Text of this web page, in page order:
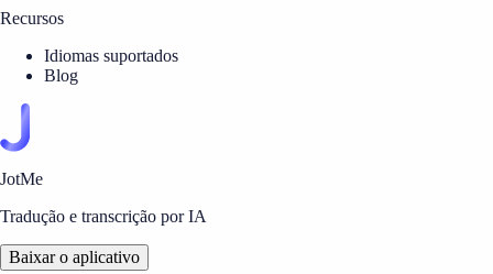
Recursos
Idiomas suportados
Blog
JotMe
Tradução e transcrição por IA
Baixar o aplicativo